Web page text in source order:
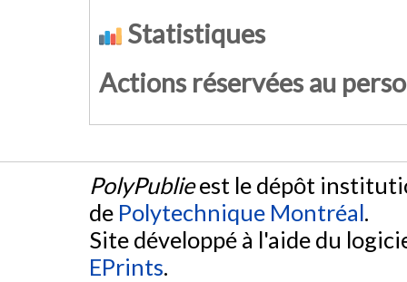
Statistiques
Actions réservées au
PolyPublieest le dépôt
de Polytechnique Montréal.
Site développé à l'aide du
EPrints.